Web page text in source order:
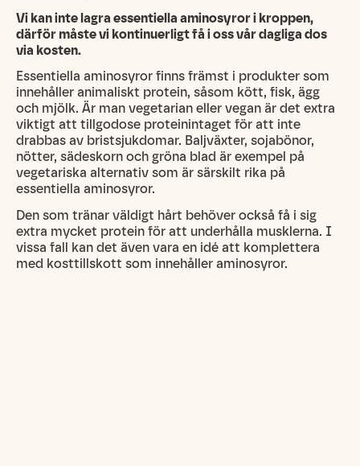
Vi kan inte lagra essentiella aminosyror i kroppen,
därför måste vi kontinuerligt få i oss vår dagliga dos
via kosten.
Essentiella aminosyror finns främst i produkter som
innehåller animaliskt protein, såsom kött, fisk, ägg
och mjölk. Är man vegetarian eller vegan är det extra
viktigt att tillgodose proteinintaget för att inte
drabbas av bristsjukdomar. Baljväxter, sojabönor,
nötter, sädeskorn och gröna blad är exempel på
vegetariska alternativ som är särskilt rika på
essentiella aminosyror.
Den som tränar väldigt hårt behöver också få i sig
extra mycket protein för att underhålla musklerna. I
vissa fall kan det även vara en idé att komplettera
med kosttillskott som innehåller aminosyror.